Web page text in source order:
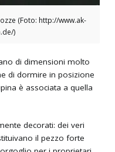
(Foto: http://www.ak-
)
di dimensioni molto
di dormire in posizione
è associata a quella
decorati: dei veri
il pezzo forte